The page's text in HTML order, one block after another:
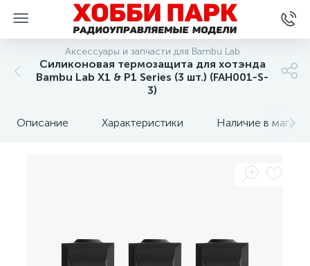
Аксессуары и запчасти для Bambu Lab
Силиконовая термозащита для хотэнда
Bambu Lab X1 & P1 Series (3 шт.) (FAH001-S-
3)
Описание Характеристики Наличие в